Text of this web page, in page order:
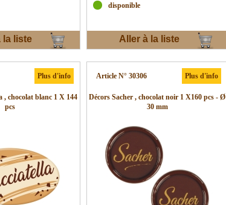
la liste
disponible
Aller à la liste
Plus d'info
, chocolat blanc 1 X 144
pcs
Article N° 30306 Plus d'info
Décors Sacher , chocolat noir 1 X160 pcs - Ø
30 mm